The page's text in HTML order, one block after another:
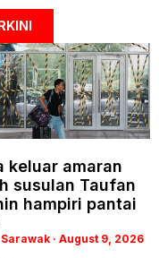
keluar amaran
susulan Taufan
hampiri pantai
August 9, 2026